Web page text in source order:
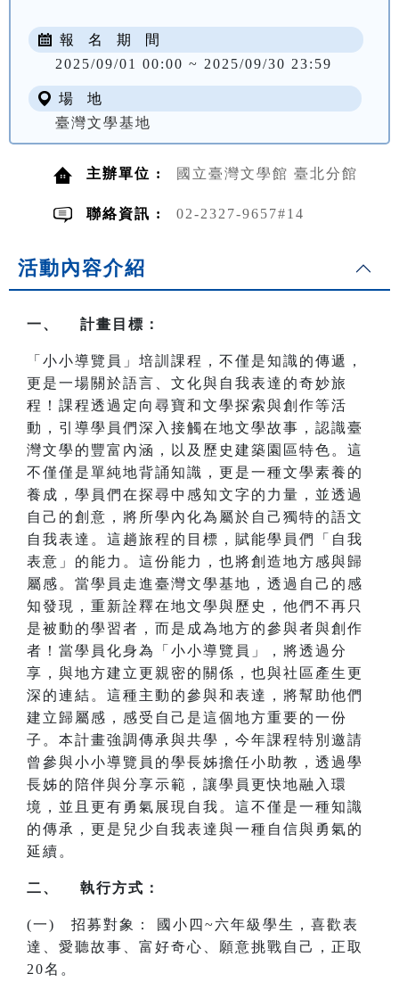
報 名 期 間
2025/09/01 00:00 ~ 2025/09/30 23:59
場 地
臺灣文學基地
主辦單位 : 國立臺灣文學館 臺北分館
聯絡資訊 : 02-2327-9657#14
活動內容介紹
一、 計畫目標：
「小小導覽員」培訓課程，不僅是知識的傳遞，
更是一場關於語言、文化與自我表達的奇妙旅
程！課程透過定向尋寶和文學探索與創作等活
動，引導學員們深入接觸在地文學故事，認識臺
灣文學的豐富內涵，以及歷史建築園區特色。這
不僅僅是單純地背誦知識，更是一種文學素養的
養成，學員們在探尋中感知文字的力量，並透過
自己的創意，將所學內化為屬於自己獨特的語文
自我表達。這趟旅程的目標，賦能學員們「自我
表意」的能力。這份能力，也將創造地方感與歸
屬感。當學員走進臺灣文學基地，透過自己的感
知發現，重新詮釋在地文學與歷史，他們不再只
是被動的學習者，而是成為地方的參與者與創作
者！當學員化身為「小小導覽員」，將透過分
享，與地方建立更親密的關係，也與社區產生更
深的連結。這種主動的參與和表達，將幫助他們
建立歸屬感，感受自己是這個地方重要的一份
子。本計畫強調傳承與共學，今年課程特別邀請
曾參與小小導覽員的學長姊擔任小助教，透過學
長姊的陪伴與分享示範，讓學員更快地融入環
境，並且更有勇氣展現自我。這不僅是一種知識
的傳承，更是兒少自我表達與一種自信與勇氣的
延續。
二、 執行方式：
(一) 招募對象： 國小四~六年級學生，喜歡表
達、愛聽故事、富好奇心、願意挑戰自己，正取
20名。